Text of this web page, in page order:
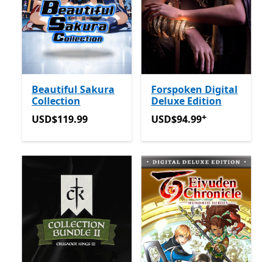
Beautiful Sakura
Collection
USD$119.99
USD$119.99
Forspoken Digital
Deluxe Edition
USD$94.99Avec des
USD$94.99+